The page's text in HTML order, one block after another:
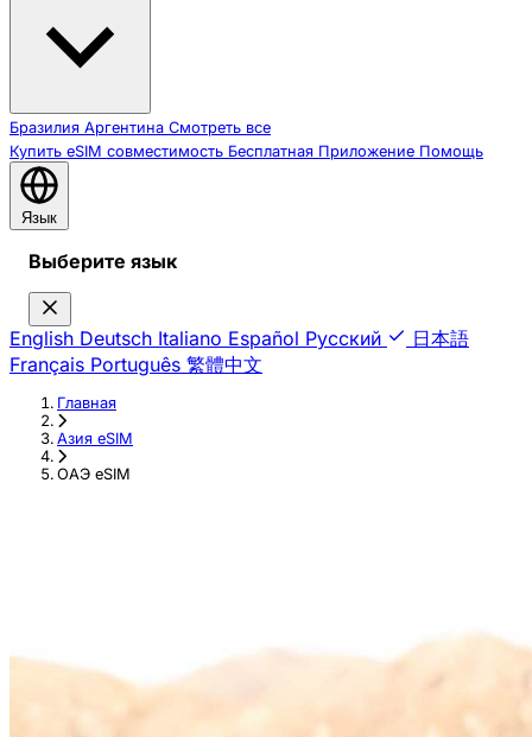
Бразилия Аргентина Смотреть все
Купить eSIM совместимость Бесплатная Приложение Помощь
Язык
Выберите язык
English Deutsch Italiano Español Русский
日本語
Français Português 繁體中文
Главная
›
Азия eSIM
›
ОАЭ eSIM